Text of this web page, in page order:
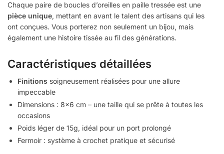
Chaque paire de boucles d’oreilles en paille tressée est une
pièce unique, mettant en avant le talent des artisans qui les
ont conçues. Vous porterez non seulement un bijou, mais
également une histoire tissée au fil des générations.
Caractéristiques détaillées
Finitions soigneusement réalisées pour une allure
impeccable
Dimensions : 8×6 cm – une taille qui se prête à toutes les
occasions
Poids léger de 15g, idéal pour un port prolongé
Fermoir : système à crochet pratique et sécurisé